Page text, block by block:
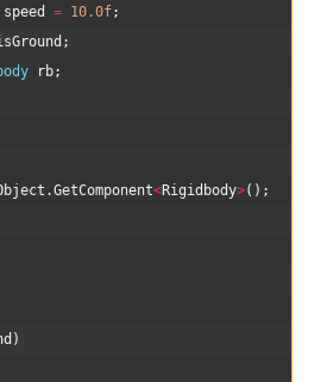
speed = 10.0f;
;
rb;
.GetComponent<Rigidbody>( ) ;
)